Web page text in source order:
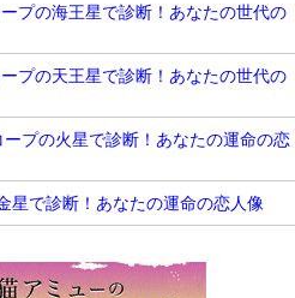
プの海王星で診断！あなたの世代の
プの天王星で診断！あなたの世代の
ープの火星で診断！あなたの運命の恋
星で診断！あなたの運命の恋人像